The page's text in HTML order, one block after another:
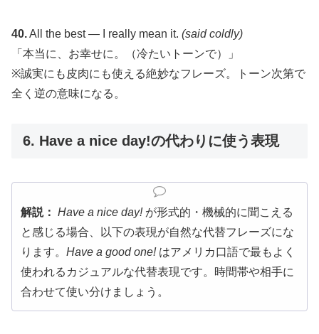
40.All the best — I really mean it. (said coldly)
「本当に、お幸せに。（冷たいトーンで）」
※誠実にも皮肉にも使える絶妙なフレーズ。トーン次第で
全く逆の意味になる。
6. Have a nice day!の代わりに使う表現
解説： Have a nice day!が形式的・機械的に聞こえる
と感じる場合、以下の表現が自然な代替フレーズにな
ります。 Have a good one!はアメリカ口語で最もよく
使われるカジュアルな代替表現です。時間帯や相手に
合わせて使い分けましょう。